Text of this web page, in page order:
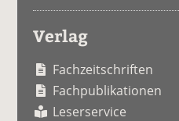
Verlag
Fachzeitschriften
Fachpublikationen
Leserservice